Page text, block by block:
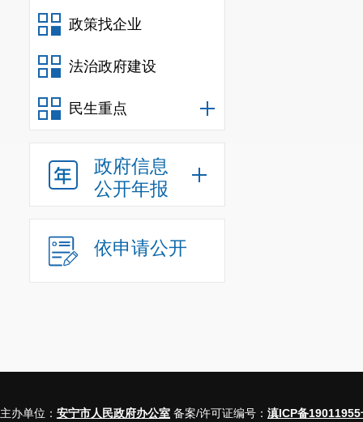
政策找企业
法治政府建设
民生重点
政府信息
公开年报
依申请公开
主办单位： 安宁市人民政府办公室 备案/许可证编号： 滇ICP备